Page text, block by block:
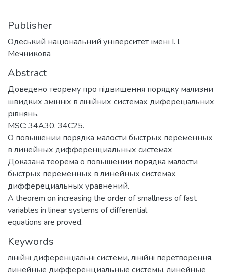
Publisher
Одеський національний університет імені І. І.
Мечникова
Abstract
Доведено теорему про пiдвищення порядку мализни
швидких змiннiх в лiнiйних системах диферецiальних
рiвнянь.
MSC: 34A30, 34C25.
О повышении порядка малости быстрых переменных
в линейных дифференциальных системах
Доказана теорема о повышении порядка малости
быстрых переменных в линейных системах
дифферециальных уравнений.
A theorem on increasing the order of smallness of fast
variables in linear systems of differential
equations are proved.
Keywords
лiнiйнi диференцiальнi системи, лiнiйнi перетворення,
линейные дифференциальные системы, линейные